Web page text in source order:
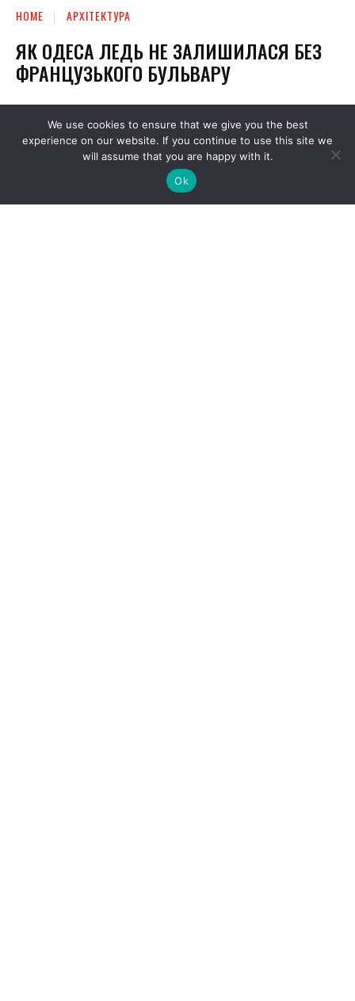
We use cookies to ensure that we give you the best
experience on our website. If you continue to use this site we
will assume that you are happy with it.
Ok